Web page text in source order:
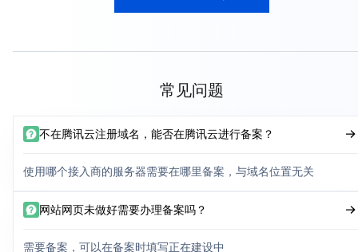
常见问题
不在腾讯云注册域名，能否在腾讯云进行备案？
使用哪个接入商的服务器需要在哪里备案，与域名位置无关
网站网页未做好需要办理备案吗？
需要备案，可以在备案时填写正在建设中